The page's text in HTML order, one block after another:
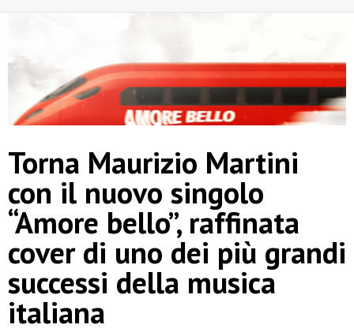
Torna Maurizio Martini
con il nuovo singolo
“Amore bello”, raffinata
cover di uno dei più grandi
successi della musica
italiana